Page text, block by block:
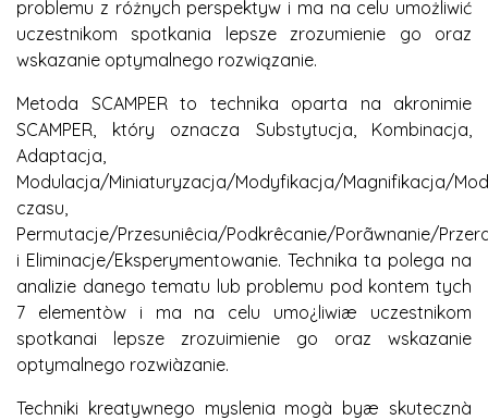
problemu z różnych perspektyw i ma na celu umożliwić
uczestnikom spotkania lepsze zrozumienie go oraz
wskazanie optymalnego rozwiązanie.
Metoda SCAMPER to technika oparta na akronimie
SCAMPER, który oznacza Substytucja, Kombinacja,
Adaptacja,
Modulacja/Miniaturyzacja/Modyfikacja/Magnifikacja/
czasu,
Permutacje/Przesuniêcia/Podkrêcanie/Porãwnanie/
i Eliminacje/Eksperymentowanie. Technika ta polega na
analizie danego tematu lub problemu pod kontem tych
7 elementòw i ma na celu umo¿liwiæ uczestnikom
spotkanai lepsze zrozuimienie go oraz wskazanie
optymalnego rozwiàzanie.
Techniki kreatywnego myslenia mogà byæ skutecznà